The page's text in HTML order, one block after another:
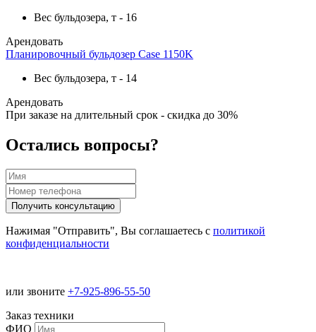
Вес бульдозера, т - 16
Арендовать
Планировочный бульдозер Case 1150K
Вес бульдозера, т - 14
Арендовать
При заказе на длительный срок - скидка до 30%
Остались вопросы?
Нажимая "Отправить", Вы соглашаетесь с политикой
конфиденциальности
или звоните +7-925-896-55-50
Заказ техники
ФИО